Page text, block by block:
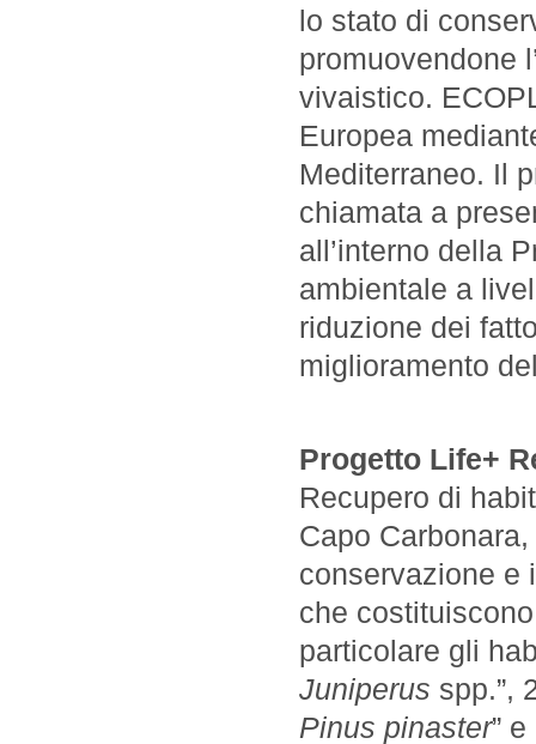
lo stato di
promuovendone
vivaistico.
Europea
Mediterraneo. Il
chiamata a
all’interno della
ambientale a
riduzione dei
miglioramento
Progetto Life+
Recupero di
Capo
conservazione e
che
particolare gli
Juniperus spp.”,
Pinus pinaster”